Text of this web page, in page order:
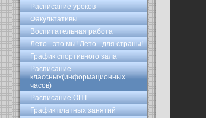
Расписание уроков
Факультативы
Воспитательная работа
Лето - это мы! Лето - для страны!
График спортивного зала
Расписание
классных(информационных
часов)
Расписание ОПТ
График платных занятий